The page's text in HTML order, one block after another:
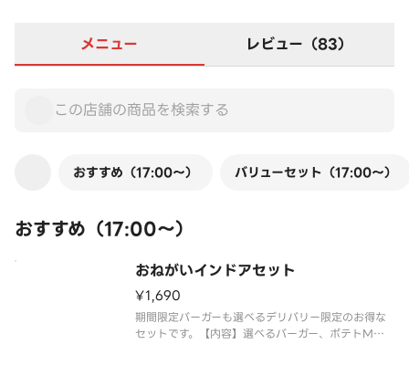
メニュー レビュー（83）
おすすめ（17:00～） バリューセット（17:00～）
おすすめ（17:00～）
おねがいインドアセット
¥1,690
期間限定バーガーも選べるデリバリー限定のお得な
セットです。【内容】選べるバーガー、ポテトM、